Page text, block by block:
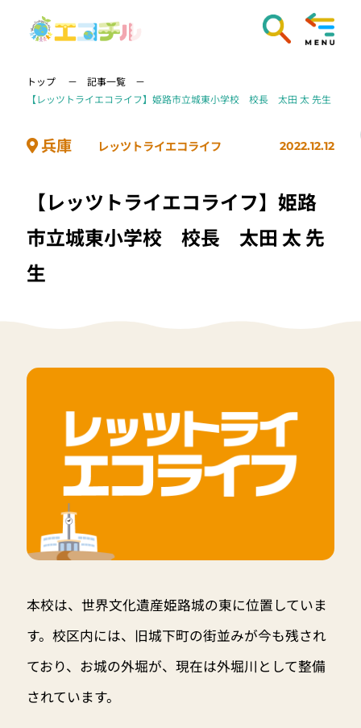
トップ
記事一覧
【レッツトライエコライフ】姫路市立城東小学校 校長 太田 太 先生
兵庫 レッツトライエコライフ 2022.12.12
【レッツトライエコライフ】姫路
市立城東小学校 校長 太田 太 先
生
本校は、世界文化遺産姫路城の東に位置していま
す。校区内には、旧城下町の街並みが今も残され
ており、お城の外堀が、現在は外堀川として整備
されています。